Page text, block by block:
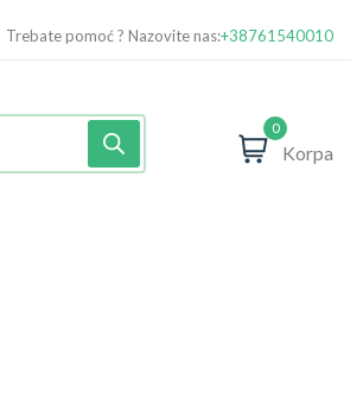
Trebate pomoć ? Nazovite nas:+38761540010
0
Korpa